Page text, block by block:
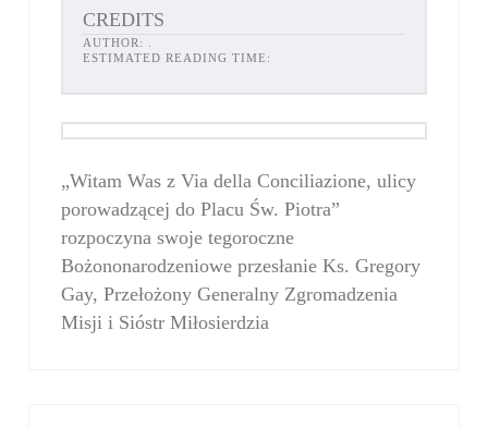
CREDITS
AUTHOR:
ESTIMATED READING TIME:
„Witam Was z Via della Conciliazione, ulicy
porowadzącej do Placu Św. Piotra”
rozpoczyna swoje tegoroczne
Bożononarodzeniowe przesłanie Ks. Gregory
Gay, Przełożony Generalny Zgromadzenia
Misji i Sióstr Miłosierdzia